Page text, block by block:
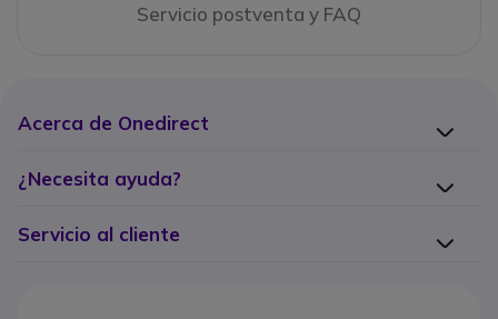
Servicio postventa y FAQ
Acerca de Onedirect
¿Necesita ayuda?
Servicio al cliente